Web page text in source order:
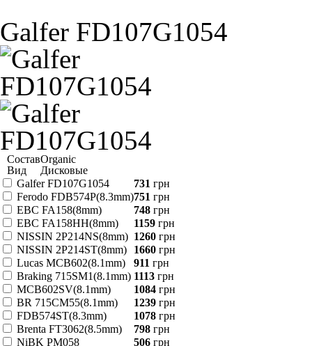
Galfer FD107G1054
СоставOrganic
Вид
Дисковые
Galfer FD107G1054
731 грн
Ferodo FDB574P(8.3mm)751 грн
EBC FA158(8mm)
748 грн
EBC FA158HH(8mm)
1159 грн
NISSIN 2P214NS(8mm) 1260 грн
NISSIN 2P214ST(8mm)
1660 грн
Lucas MCB602(8.1mm)
911 грн
Braking 715SM1(8.1mm) 1113 грн
MCB602SV(8.1mm)
1084 грн
BR 715CM55(8.1mm)
1239 грн
FDB574ST(8.3mm)
1078 грн
Brenta FT3062(8.5mm)
798 грн
NiBK PM058
506 грн